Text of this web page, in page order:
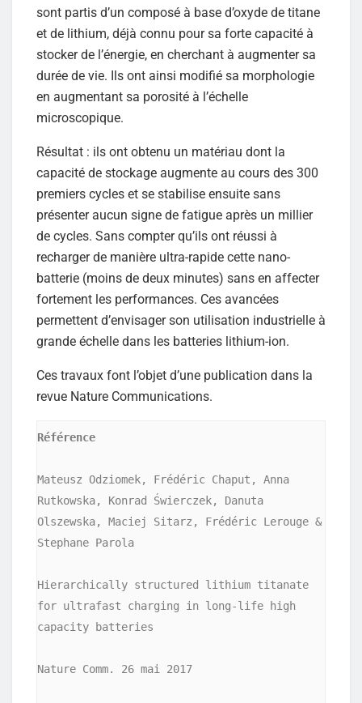
sont partis d’un composé à base d’oxyde de titane
et de lithium, déjà connu pour sa forte capacité à
stocker de l’énergie, en cherchant à augmenter sa
durée de vie. Ils ont ainsi modifié sa morphologie
en augmentant sa porosité à l’échelle
microscopique.
Résultat : ils ont obtenu un matériau dont la
capacité de stockage augmente au cours des 300
premiers cycles et se stabilise ensuite sans
présenter aucun signe de fatigue après un millier
de cycles. Sans compter qu’ils ont réussi à
recharger de manière ultra-rapide cette nano-
batterie (moins de deux minutes) sans en affecter
fortement les performances. Ces avancées
permettent d’envisager son utilisation industrielle à
grande échelle dans les batteries lithium-ion.
Ces travaux font l’objet d’une publication dans la
revue Nature Communications.
Référence
Mateusz Odziomek, Frédéric Chaput, Anna
Rutkowska, Konrad Świerczek, Danuta
Olszewska, Maciej Sitarz, Frédéric Lerouge &
Stephane Parola
Hierarchically structured lithium titanate
for ultrafast charging in long-life high
capacity batteries
Nature Comm. 26 mai 2017